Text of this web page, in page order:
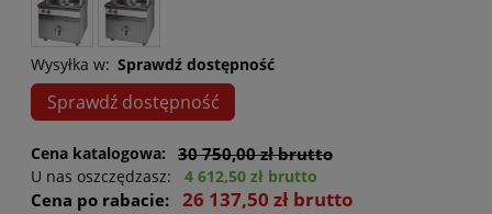
Wysyłka w: Sprawdź dostępność
Sprawdź dostępność
Cena katalogowa: 30 750,00 zł brutto
U nas oszczędzasz: 4 612,50 zł brutto
Cena po rabacie: 26 137,50 zł brutto